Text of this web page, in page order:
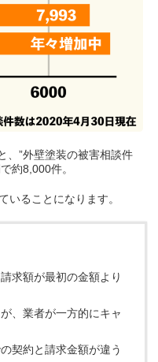
、”外壁塗装の被害相談件
約8,000件。
いることになります。
求額が最初の金額より
、業者が一方的にキャ
契約と請求金額が違う